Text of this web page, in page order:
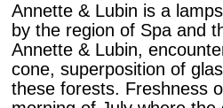
Annette & Lubin is a
by the region of Spa and
Annette & Lubin,
cone, superposition of
these forests. Freshness